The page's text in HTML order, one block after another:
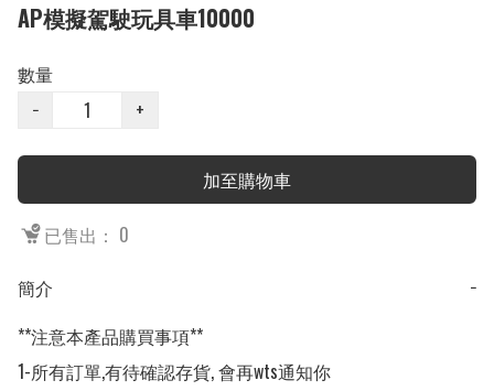
AP模擬駕駛玩具車10000
數量
−
+
加至購物車
已售出： 0
簡介
−
**注意本產品購買事項**
1-所有訂單,有待確認存貨, 會再wts通知你